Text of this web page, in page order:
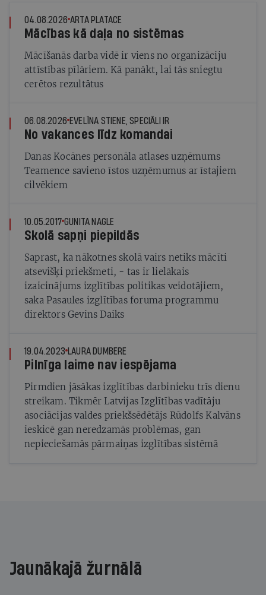
04.08.2026 ARTA PLATACE
Mācības kā daļa no sistēmas
Mācīšanās darba vidē ir viens no organizāciju
attīstības pīlāriem. Kā panākt, lai tās sniegtu
cerētos rezultātus
06.08.2026 EVELĪNA STIENE, SPECIĀLI IR
No vakances līdz komandai
Danas Kocānes personāla atlases uzņēmums
Teamence savieno īstos uzņēmumus ar īstajiem
cilvēkiem
10.05.2017 GUNITA NAGLE
Skolā sapņi piepildās
Saprast, ka nākotnes skolā vairs netiks mācīti
atsevišķi priekšmeti, - tas ir lielākais
izaicinājums izglītības politikas veidotājiem,
saka Pasaules izglītības foruma programmu
direktors Gevins Daiks
19.04.2023 LAURA DUMBERE
Pilnīga laime nav iespējama
Pirmdien jāsākas izglītības darbinieku trīs dienu
streikam. Tikmēr Latvijas Izglītības vadītāju
asociācijas valdes priekšsēdētājs Rūdolfs Kalvāns
ieskicē gan neredzamās problēmas, gan
nepieciešamās pārmaiņas izglītības sistēmā
Jaunākajā žurnālā